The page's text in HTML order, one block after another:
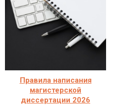
Правила написания
магистерской
диссертации 2026